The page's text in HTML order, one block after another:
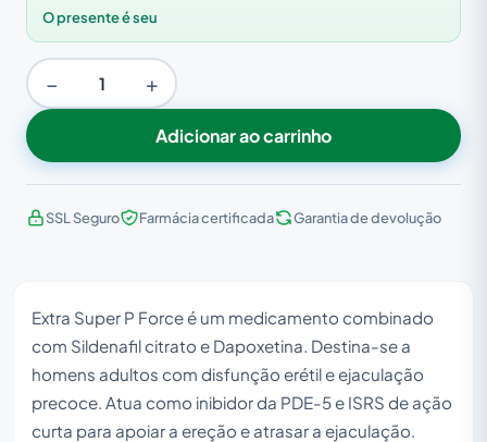
O presente é seu
− +
Adicionar ao carrinho
SSL Seguro Farmácia certificada Garantia de devolução
Extra Super P Force é um medicamento combinado
com Sildenafil citrato e Dapoxetina. Destina-se a
homens adultos com disfunção erétil e ejaculação
precoce. Atua como inibidor da PDE-5 e ISRS de ação
curta para apoiar a ereção e atrasar a ejaculação.